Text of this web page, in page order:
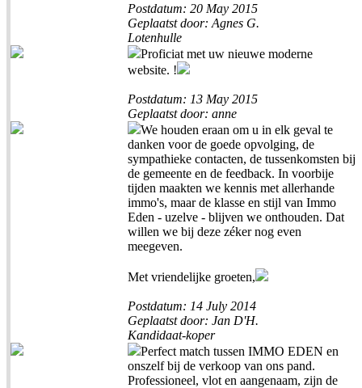
Postdatum: 20 May 2015
Geplaatst door: Agnes G.
Lotenhulle
Proficiat met uw nieuwe moderne
website. !
Postdatum: 13 May 2015
Geplaatst door: anne
We houden eraan om u in elk geval te
danken voor de goede opvolging, de
sympathieke contacten, de tussenkomsten bij
de gemeente en de feedback. In voorbije
tijden maakten we kennis met allerhande
immo's, maar de klasse en stijl van Immo
Eden - uzelve - blijven we onthouden. Dat
willen we bij deze zéker nog even
meegeven.
Met vriendelijke groeten,
Postdatum: 14 July 2014
Geplaatst door: Jan D'H.
Kandidaat-koper
Perfect match tussen IMMO EDEN en
onszelf bij de verkoop van ons pand.
Professioneel, vlot en aangenaam, zijn de